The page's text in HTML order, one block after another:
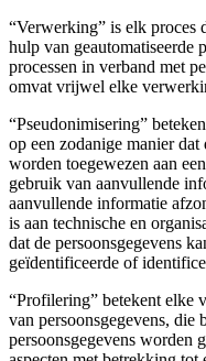
“Verwerking” is elk proces
hulp van geautomatiseerde
processen in verband met
omvat vrijwel elke
“Pseudonimisering”
op een zodanige manier dat
worden toegewezen aan
gebruik van aanvullende
aanvullende informatie
is aan technische en
dat de persoonsgegevens
geïdentificeerde of
“Profilering” betekent elke
van persoonsgegevens, die
persoonsgegevens worden